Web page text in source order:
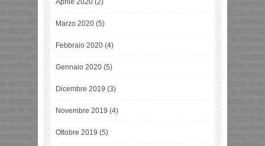
Marzo 2020 (5)
Febbraio 2020 (4)
Gennaio 2020 (5)
Dicembre 2019 (3)
Novembre 2019 (4)
Ottobre 2019 (5)